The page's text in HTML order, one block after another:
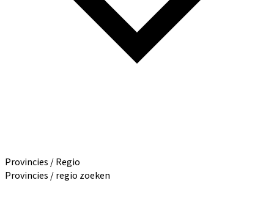
Provincies / Regio
Provincies / regio zoeken